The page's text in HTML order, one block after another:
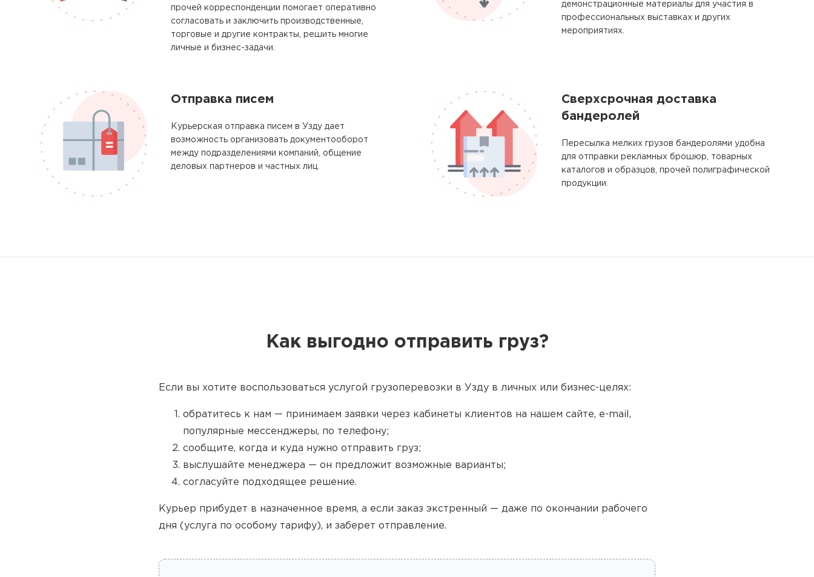
прочей корреспонденции помогает оперативно
согласовать и заключить производственные,
торговые и другие контракты, решить многие
личные и бизнес-задачи.
демонстрационные материалы для участия в
профессиональных выставках и других
мероприятиях.
Отправка писем
Курьерская отправка писем в Узду дает
возможность организовать документооборот
между подразделениями компаний, общение
деловых партнеров и частных лиц.
Сверхсрочная доставка
бандеролей
Пересылка мелких грузов бандеролями удобна
для отправки рекламных брошюр, товарных
каталогов и образцов, прочей полиграфической
продукции.
Как выгодно отправить груз?
Если вы хотите воспользоваться услугой грузоперевозки в Узду в личных или бизнес-целях:
обратитесь к нам — принимаем заявки через кабинеты клиентов на нашем сайте, e-mail,
популярные мессенджеры, по телефону;
сообщите, когда и куда нужно отправить груз;
выслушайте менеджера — он предложит возможные варианты;
согласуйте подходящее решение.
Курьер прибудет в назначенное время, а если заказ экстренный — даже по окончании рабочего
дня (услуга по особому тарифу), и заберет отправление.